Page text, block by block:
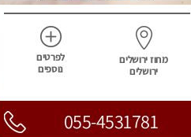
מחוז ירושלים
ירושלים
לפרטים
נוספים
055-4531781